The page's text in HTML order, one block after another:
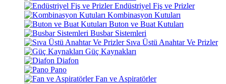
Endüstriyel Fiş ve Prizler
Kombinasyon Kutuları
Buton ve Buat Kutuları
Busbar Sistemleri
Sıva Üstü Anahtar Ve Prizler
Güç Kaynakları
Diafon
Pano
Fan ve Aspiratörler